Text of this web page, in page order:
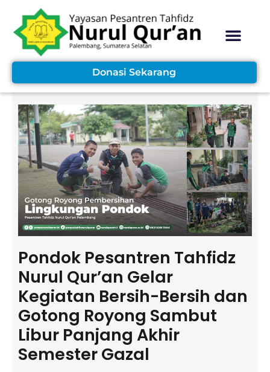
content
Donasi Sekarang
Pondok Pesantren Tahfidz
Nurul Qur’an Gelar
Kegiatan Bersih-Bersih dan
Gotong Royong Sambut
Libur Panjang Akhir
Semester Gazal